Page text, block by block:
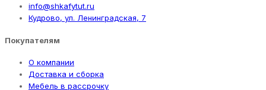
info@shkafytut.ru
Кудрово, ул. Ленинградская, 7
Покупателям
О компании
Доставка и сборка
Мебель в рассрочку